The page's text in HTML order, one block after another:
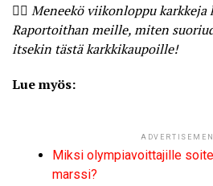
🤷‍♀️ Meneekö viikonloppu karkkeja
Raportoithan meille, miten
itsekin tästä karkkikaupoille!
Lue myös:
Miksi olympiavoittajille
marssi?